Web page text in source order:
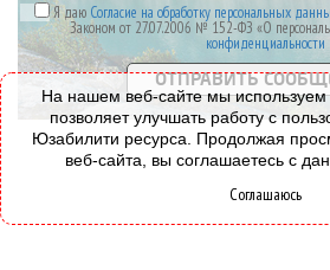
Я даю Согласие на обработку персональных
Законом от 27.07.2006 № 152-ФЗ «О
конфиденциальности
На нашем веб-сайте мы
позволяет улучшать работу с
Юзабилити ресурса. Продолжая
веб-сайта, вы соглашаетесь с
Соглашаюсь